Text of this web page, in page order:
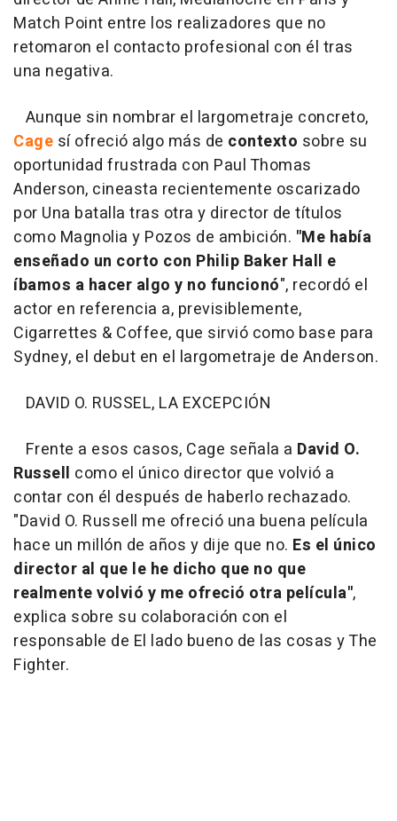
Match Point entre los realizadores que no
retomaron el contacto profesional con él tras
una negativa.
Aunque sin nombrar el largometraje concreto,
Cage sí ofreció algo más de contexto sobre su
oportunidad frustrada con Paul Thomas
Anderson, cineasta recientemente oscarizado
por Una batalla tras otra y director de títulos
como Magnolia y Pozos de ambición. "Me había
enseñado un corto con Philip Baker Hall e
íbamos a hacer algo y no funcionó", recordó el
actor en referencia a, previsiblemente,
Cigarrettes & Coffee, que sirvió como base para
Sydney, el debut en el largometraje de Anderson.
DAVID O. RUSSEL, LA EXCEPCIÓN
Frente a esos casos, Cage señala a David O.
Russell como el único director que volvió a
contar con él después de haberlo rechazado.
"David O. Russell me ofreció una buena película
hace un millón de años y dije que no. Es el único
director al que le he dicho que no que
realmente volvió y me ofreció otra película",
explica sobre su colaboración con el
responsable de El lado bueno de las cosas y The
Fighter.